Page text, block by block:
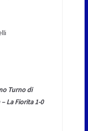
Turno di
La Fiorita 1-0